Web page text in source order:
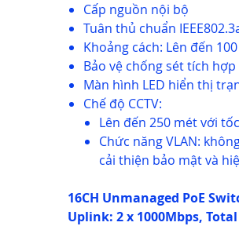
Cấp nguồn nội bộ
Tuân thủ chuẩn
Khoảng cách: Lên đến
Bảo vệ chống sét tích hợp
Màn hình LED hiển thị
Chế độ CCTV:
Lên đến 250 mét với
Chức năng VLAN:
cải thiện bảo mật và
16CH Unmanaged PoE
Uplink: 2 x 1000Mbps, Total